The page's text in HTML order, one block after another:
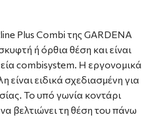
Plus Combi της GARDENA
ή όρθια θέση και είναι
combisystem. Η εργονομικά
ειδικά σχεδιασμένη για
Το υπό γωνία κοντάρι
βελτιώνει τη θέση του πάνω